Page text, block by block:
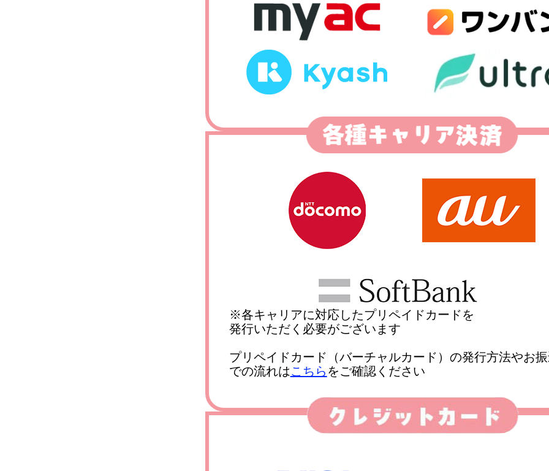
※各キャリアに対応したプリペイドカードを
発行いただく必要がございます
プリペイドカード（バーチャルカード）の発行方法やお
での流れはこちら をご確認ください